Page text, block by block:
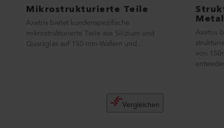
Mikrostrukturierte Teile
Axetris bietet kundenspezifische
mikrostrukturierte Teile aus Silizium und
Quarzglas auf 150-mm-Wafern und...
Vergleichen
Axetris
von